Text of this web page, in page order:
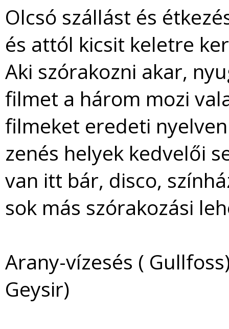
Olcsó szállást és
és attól kicsit keletre
Aki szórakozni akar,
filmet a három mozi
filmeket eredeti
zenés helyek kedvelői
van itt bár, disco,
sok más szórakozási
Arany-vízesés (
Geysir)